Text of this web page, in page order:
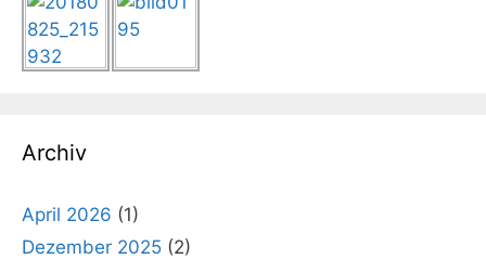
Archiv
April 2026 (1)
Dezember 2025 (2)